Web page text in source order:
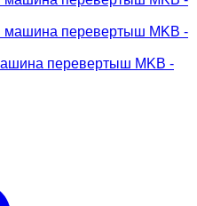
перевертыш MKB -